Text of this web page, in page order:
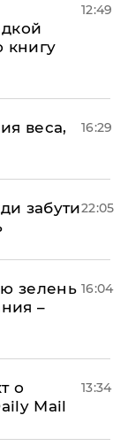
книгу
12:49
веса,
16:29
забути22:05
зелень
–
16:04
о
Mail
13:34